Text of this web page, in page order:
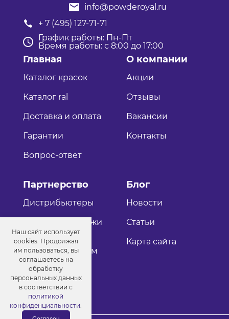
info@powderoyal.ru
+ 7 (495) 127-71-71
График работы: Пн-Пт
Время работы: с 8:00 до 17:00
Главная
Каталог красок
Каталог ral
Доставка и оплата
Гарантии
Вопрос-ответ
О компании
Акции
Отзывы
Вакансии
Контакты
Партнерство
Дистрибьютеры
Оптовые продажи
Как стать
дистрибьютером
Блог
Новости
Статьи
Карта сайта
Наш сайт использует
cookies. Продолжая
им пользоваться, вы
соглашаетесь на
обработку
персональных данных
в соответствии с
политикой
конфиденциальности.